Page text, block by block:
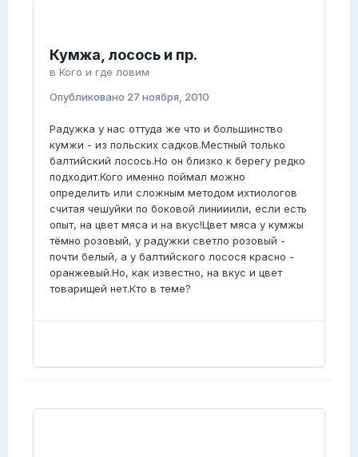
Кумжа, лосось и пр.
в Кого и где ловим
Опубликовано 27 ноября, 2010
Радужка у нас оттуда же что и большинство
кумжи - из польских садков.Местный только
балтийский лосось.Но он близко к берегу редко
подходит.Кого именно поймал можно
определить или сложным методом ихтиологов
считая чешуйки по боковой линииили, если есть
опыт, на цвет мяса и на вкус!Цвет мяса у кумжы
тёмно розовый, у радужки светло розовый -
почти белый, а у балтийского лосося красно -
оранжевый.Но, как известно, на вкус и цвет
товарищей нет.Кто в теме?